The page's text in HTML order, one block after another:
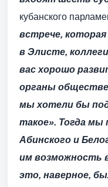
кубанского
встрече,
в Элисте,
вас хорошо
органы
мы хотели бы
такое». Тогда мы
Абинского и
им возможность
это, наверное,